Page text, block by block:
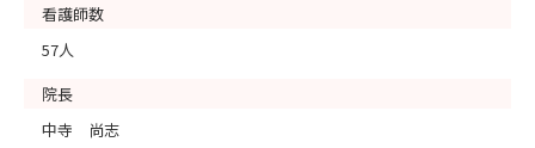
看護師数
57人
院長
中寺 尚志